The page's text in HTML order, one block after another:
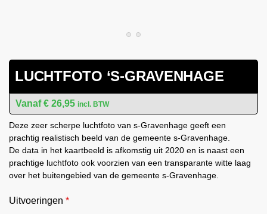
LUCHTFOTO ‘S-GRAVENHAGE
€ 26,95 incl. BTW
Deze zeer scherpe luchtfoto van s-Gravenhage geeft een
prachtig realistisch beeld van de gemeente s-Gravenhage.
De data in het kaartbeeld is afkomstig uit 2020 en is naast een
prachtige luchtfoto ook voorzien van een transparante witte laag
over het buitengebied van de gemeente s-Gravenhage.
Uitvoeringen *